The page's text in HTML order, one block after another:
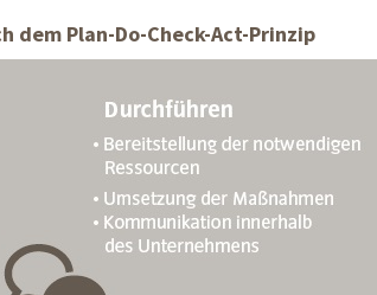
dem Plan-Do-Check-Act-Prinzip